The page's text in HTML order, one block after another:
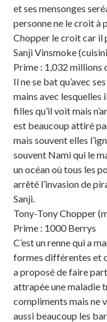
et ses mensonges
personne ne le croit à
Chopper le croit car il
Sanji Vinsmoke
Prime : 1,032 millions
Il ne se bat qu’avec
mains avec lesquelles
filles qu’il voit mais
est beaucoup attiré
mais souvent elles
souvent Nami qui le
un océan où tous les
arrêté l’invasion de
Sanji.
Tony-Tony Chopper
Prime : 1000 Berrys
C’est un renne qui a
formes différentes et
a proposé de faire
attrapée une maladie
compliments mais ne
aussi beaucoup les